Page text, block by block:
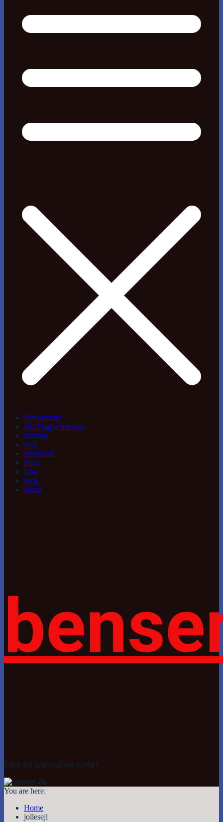
Om/kontakt
Blå Flag/wind/web
træning
Foil
Windsurf
Snak
Log
Salg
Hund
Bare en wannabee surfer
You are here:
Home
jollesejl